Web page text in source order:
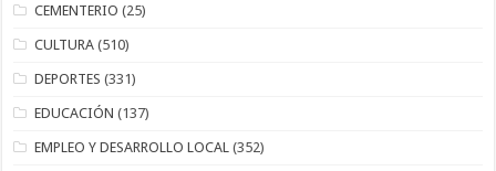
CEMENTERIO (25)
CULTURA (510)
DEPORTES (331)
EDUCACIÓN (137)
EMPLEO Y DESARROLLO LOCAL (352)